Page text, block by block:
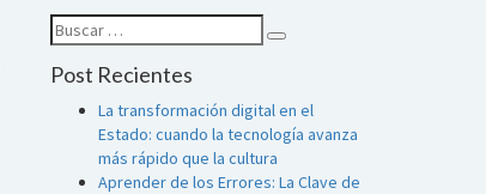
Buscar
por:
Búsqueda
Post Recientes
La transformación digital en el
Estado: cuando la tecnología avanza
más rápido que la cultura
Aprender de los Errores: La Clave de